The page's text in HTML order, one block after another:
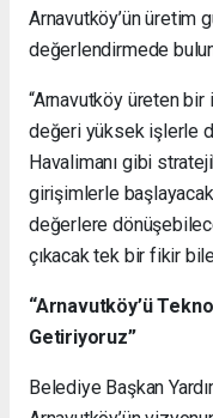
Arnavutköy’ün üretim
değerlendirmede
“Arnavutköy üreten
değeri yüksek işlerle
Havalimanı gibi
girişimlerle
değerlere
çıkacak tek bir fikir
“Arnavutköy’ü
Getiriyoruz”
Belediye Başkan